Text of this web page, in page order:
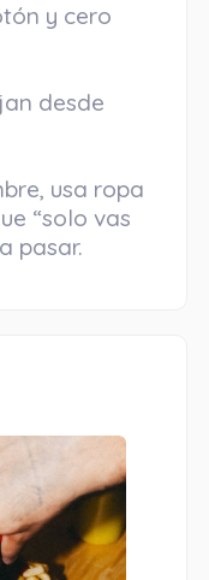
y cero
desde
usa ropa
“solo vas